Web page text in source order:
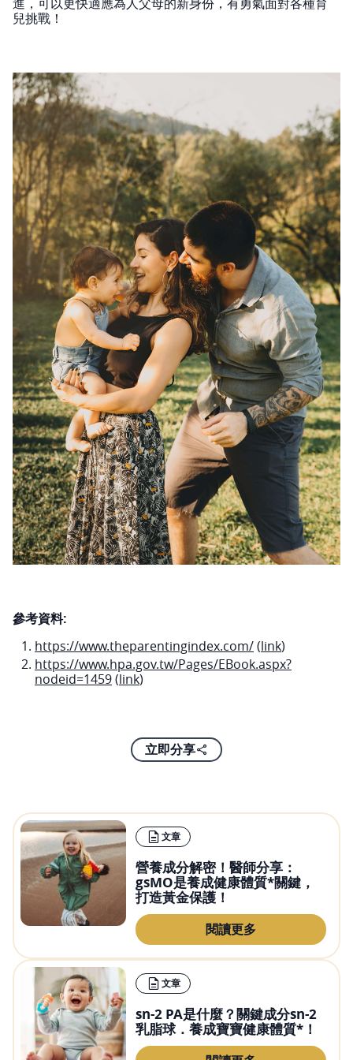
兒挑戰！
參考資料:
https://www.theparentingindex.com/(link)
https://www.hpa.gov.tw/Pages/EBook.aspx?
nodeid=1459(link)
立即分享
文章
營養成分解密！醫師分享：
gsMO是養成健康體質*關鍵，
打造黃金保護！
閱讀更多
文章
sn-2 PA是什麼？關鍵成分sn-2
乳脂球．養成寶寶健康體質*！